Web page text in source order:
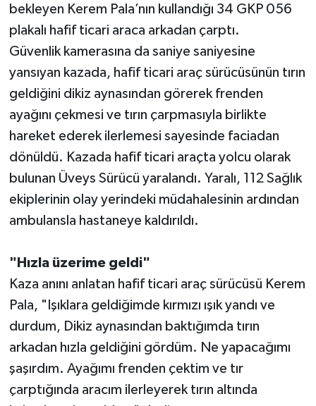
bekleyen Kerem Pala’nın kullandığı 34 GKP 056
plakalı hafif ticari araca arkadan çarptı.
Güvenlik kamerasına da saniye saniyesine
yansıyan kazada, hafif ticari araç sürücüsünün tırın
geldiğini dikiz aynasından görerek frenden
ayağını çekmesi ve tırın çarpmasıyla birlikte
hareket ederek ilerlemesi sayesinde faciadan
dönüldü. Kazada hafif ticari araçta yolcu olarak
bulunan Üveys Sürücü yaralandı. Yaralı, 112 Sağlık
ekiplerinin olay yerindeki müdahalesinin ardından
ambulansla hastaneye kaldırıldı.
"Hızla üzerime geldi"
Kaza anını anlatan hafif ticari araç sürücüsü Kerem
Pala, "Işıklara geldiğimde kırmızı ışık yandı ve
durdum, Dikiz aynasından baktığımda tırın
arkadan hızla geldiğini gördüm. Ne yapacağımı
şaşırdım. Ayağımı frenden çektim ve tır
çarptığında aracım ilerleyerek tırın altında